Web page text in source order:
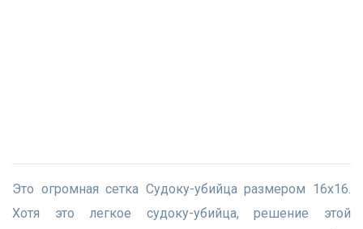
Это огромная сетка Судоку-убийца размером 16x16.
Хотя это легкое судоку-убийца, решение этой